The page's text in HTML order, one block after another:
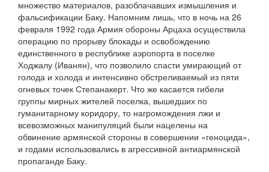
множество материалов, разоблачавших измышления и
фальсификации Баку. Напомним лишь, что в ночь на 26
февраля 1992 года Армия обороны Арцаха осуществила
операцию по прорыву блокады и освобождению
единственного в республике аэропорта в поселке
Ходжалу (Иванян), что позволило спасти умирающий от
голода и холода и интенсивно обстреливаемый из пяти
огневых точек Степанакерт. Что же касается гибели
группы мирных жителей поселка, вышедших по
гуманитарному коридору, то нагромождения лжи и
всевозможных манипуляций были нацелены на
обвинение армянской стороны в совершении «геноцида»,
и годами использовались в агрессивной антиармянской
пропаганде Баку.